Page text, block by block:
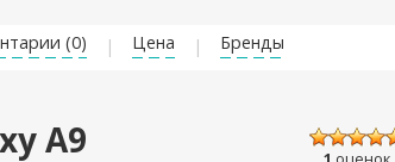
(0) Цена Бренды
A9